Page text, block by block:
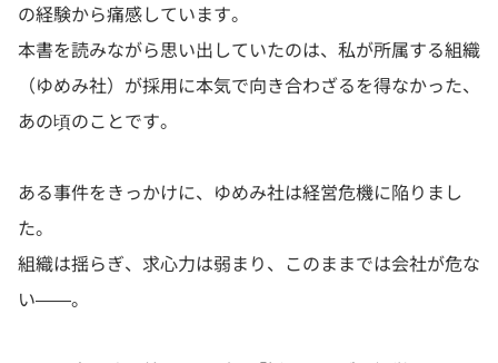
の経験から痛感しています。
本書を読みながら思い出していたのは、私が所属する組織
（ゆめみ社）が採用に本気で向き合わざるを得なかった、
あの頃のことです。
ある事件をきっかけに、ゆめみ社は経営危機に陥りまし
た。
組織は揺らぎ、求心力は弱まり、このままでは会社が危な
い――。